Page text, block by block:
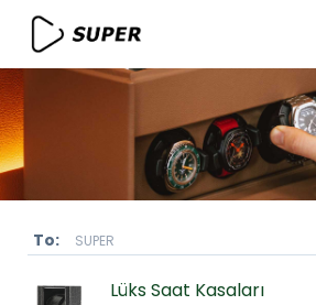
To: SUPER
Lüks Saat Kasaları